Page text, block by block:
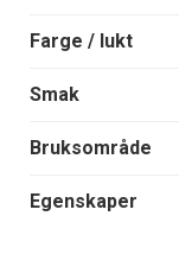
Farge / lukt
Smak
Bruksområde
Egenskaper